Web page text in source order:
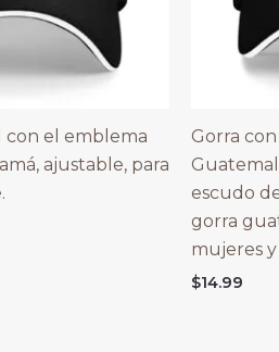
con el emblema
ajustable, para
Gorra
escudo
gorra
mujeres
$14.99